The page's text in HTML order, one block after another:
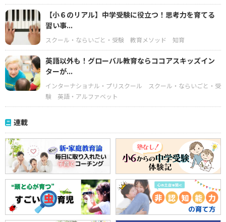
【小６のリアル】中学受験に役立つ！思考力を育てる
習い事...
スクール・ならいごと・受験 教育メソッド 知育
英語以外も！グローバル教育ならココアスキッズイン
ターが...
インターナショナル・プリスクール
スクール・ならいごと・受
験
英語・アルファベット
連載